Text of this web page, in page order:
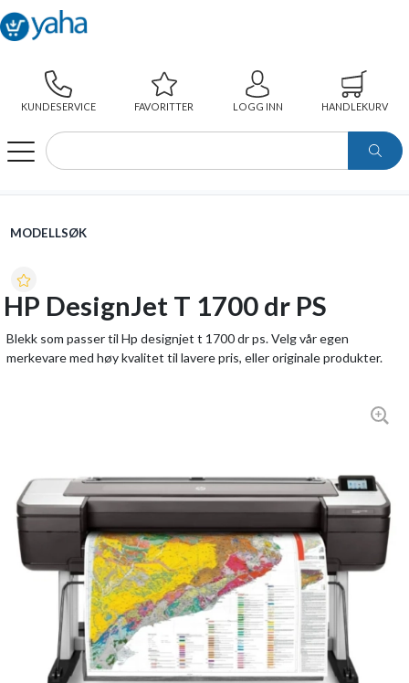
KUNDESERVICE FAVORITTER LOGG INN HANDLEKURV
WEBSHOP
MODELLSØK
HP DesignJet T 1700 dr PS
Blekk som passer til Hp designjet t 1700 dr ps. Velg vår egen
merkevare med høy kvalitet til lavere pris, eller originale produkter.